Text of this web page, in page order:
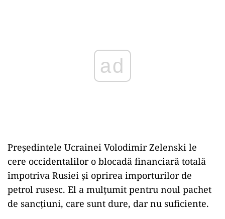
Președintele Ucrainei Volodimir Zelenski le
cere occidentalilor o blocadă financiară totală
împotriva Rusiei și oprirea importurilor de
petrol rusesc. El a mulțumit pentru noul pachet
de sancțiuni, care sunt dure, dar nu suficiente.